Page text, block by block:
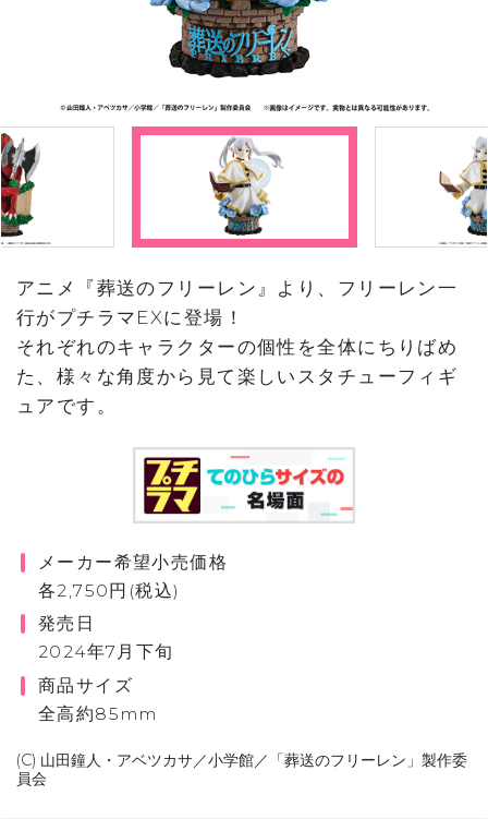
アニメ『葬送のフリーレン』より、フリーレン一
行がプチラマEXに登場！
それぞれのキャラクターの個性を全体にちりばめ
た、様々な角度から見て楽しいスタチューフィギ
ュアです。
メーカー希望小売価格
各2,750円(税込)
発売日
2024年7月下旬
商品サイズ
全高約85mm
(C) 山田鐘人・アベツカサ／小学館／「葬送のフリーレン」製作委
員会